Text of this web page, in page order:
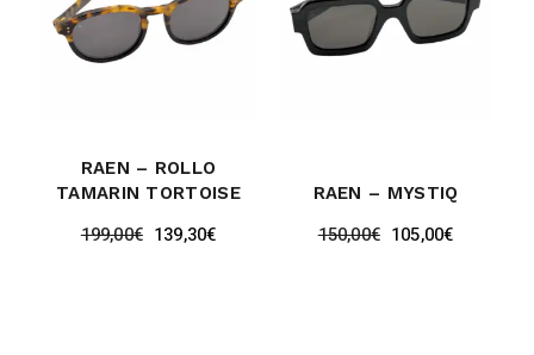
RAEN – ROLLO
TAMARIN TORTOISE
199,00€ 139,30€
RAEN – MYSTIQ
150,00€ 105,00€